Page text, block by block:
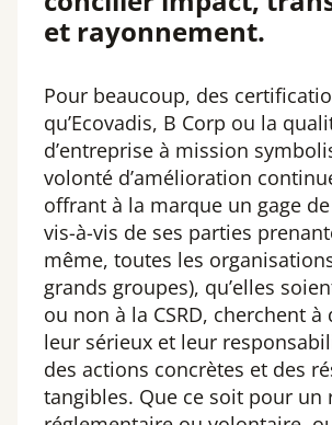
et rayonnement.
Pour beaucoup, des
qu’Ecovadis, B Corp ou la
d’entreprise à mission
volonté d’amélioration
offrant à la marque un gage
vis-à-vis de ses parties
même, toutes les
grands groupes), qu’elles
ou non à la CSRD, cherchent
leur sérieux et leur
des actions concrètes et des
tangibles. Que ce soit pour un